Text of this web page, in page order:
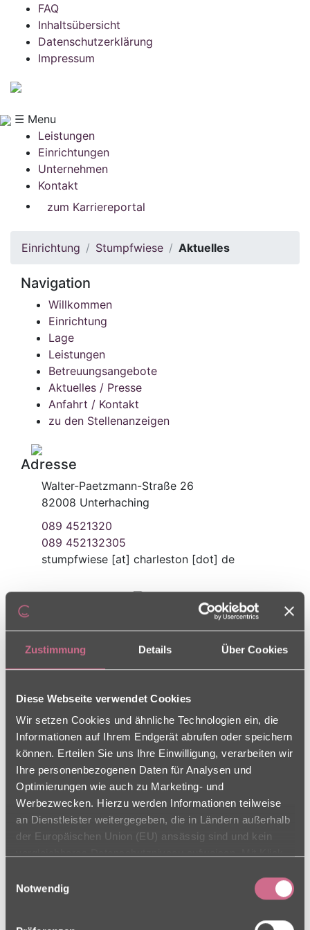
Zustimmung Details Über Cookies
Diese Webseite verwendet Cookies
Wir setzen Cookies und ähnliche Technologien ein, die
Informationen auf Ihrem Endgerät abrufen oder speichern
können. Erteilen Sie uns Ihre Einwilligung, verarbeiten wir
Ihre personenbezogenen Daten für Analysen und
Optimierungen wie auch zu Marketing- und
Werbezwecken. Hierzu werden Informationen teilweise
an Dienstleister weitergegeben, die in Ländern außerhalb
der Europäischen Union (EU) ansässig sind und kein
Verwendung als auch der Drittstaatenübermittlung zu.
Ihre Einwilligung können Sie jederzeit in den Cookie-
Einstellungen, in denen Sie auch weitere Details zu
Notwendig
FAQ
Inhaltsübersicht
Datenschutzerklärung
Impressum
☰ Menu
Leistungen
Einrichtungen
Unternehmen
Kontakt
zum Karriereportal
Einrichtung Stumpfwiese Aktuelles
Navigation
Willkommen
Einrichtung
Lage
Leistungen
Betreuungsangebote
Aktuelles / Presse
Anfahrt / Kontakt
zu den Stellenanzeigen
Adresse
Walter-Paetzmann-Straße 26
82008 Unterhaching
089 4521320
089 452132305
stumpfwiese [at] charleston [dot] de
Ansprechpartner
Leitung
Einrichtungsleitung
Stefanie Mitterbiller
Pflegedienstleitung
Damira Jaranovic
Adventskalender
für unsere
Mitarbeiter